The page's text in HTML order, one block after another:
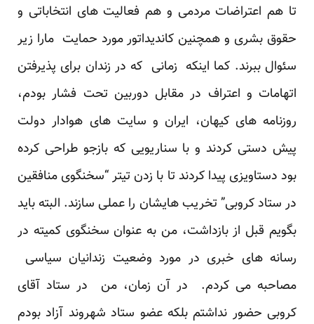
تا هم اعتراضات مردمی و هم فعالیت های انتخاباتی و
حقوق بشری و همچنین کاندیداتور مورد حمایت مارا زیر
سئوال ببرند. کما اینکه زمانی که در زندان برای پذیرفتن
اتهامات و اعتراف در مقابل دوربین تحت فشار بودم،
روزنامه های کیهان، ایران و سایت های هوادار دولت
پیش دستی کردند و با سناریویی که بازجو طراحی کرده
بود دستاویزی پیدا کردند تا با زدن تیتر “سخنگوی منافقین
در ستاد کروبی” تخریب هایشان را عملی سازند. البته باید
بگویم قبل از بازداشت، من به عنوان سخنگوی کمیته در
رسانه های خبری در مورد وضعیت زندانیان سیاسی
مصاحبه می کردم. در آن زمان، من در ستاد آقای
کروبی حضور نداشتم بلکه عضو ستاد شهروند آزاد بودم